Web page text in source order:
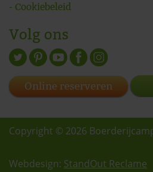
Cookiebeleid
Volg ons
Online reserveren
Copyright © 2026
Webdesign: StandOut Reclame